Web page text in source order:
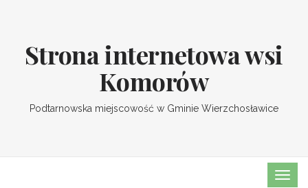
Strona internetowa wsi
Komorów
Podtarnowska miejscowość w Gminie Wierzchosławice